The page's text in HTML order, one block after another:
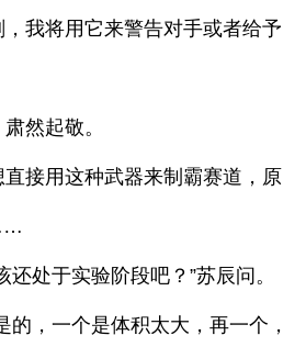
我将用它来警告对手或者给予
然起敬。
接用这种武器来制霸赛道，原
处于实验阶段吧？”苏辰问。
，一个是体积太大，再一个，